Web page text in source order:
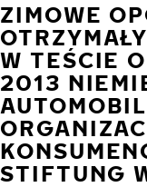
ZIMOWE
W TEŚCIE
2013
STIFTUNG